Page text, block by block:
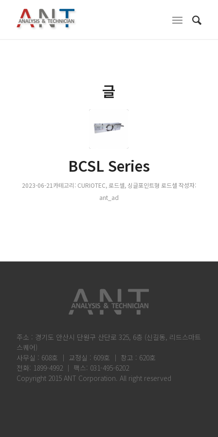
글
BCSL Series
2023-06-21 카테고리: CURIOTEC,로드셀,싱글포인트형 로드셀 작성자:
ant_ad
주소 : 경기도 안산시 단원구 산단로 325, 6층 (신길동, 리드스마트
스퀘어)
사무실 : 608호 │ 교정실 : 609호 │ 창고 : 620호
전화: 1899-4992 │ 팩스: 031-495-6202
Copyright 2015 ANT Corporation. All right reserved